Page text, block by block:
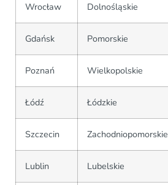
Wrocław Dolnośląskie
Gdańsk Pomorskie
Poznań Wielkopolskie
Łódź Łódzkie
Szczecin Zachodniopomorskie
Lublin Lubelskie